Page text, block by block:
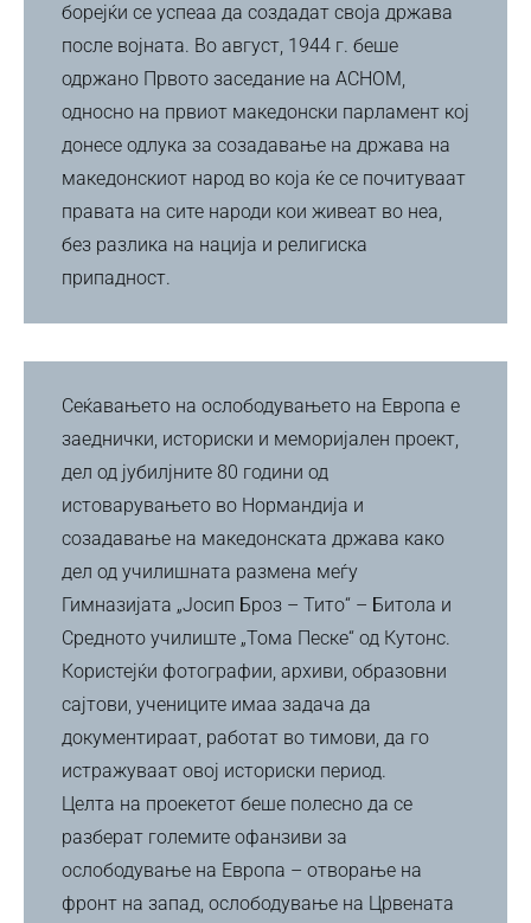
борејќи се успеаа да создадат своја држава
после војната. Во август, 1944 г. беше
одржано Првото заседание на АСНОМ,
односно на првиот македонски парламент кој
донесе одлука за созадавање на држава на
македонскиот народ во која ќе се почитуваат
правата на сите народи кои живеат во неа,
без разлика на нација и религиска
припадност.
Сеќавањето на ослободувањето на Европа е
заеднички, историски и меморијален проект,
дел од јубилјните 80 години од
истоварувањето во Нормандија и
созадавање на македонската држава како
дел од училишната размена меѓу
Гимназијата „Јосип Броз – Тито“ – Битола и
Средното училиште „Тома Песке“ од Кутонс.
Користејќи фотографии, архиви, образовни
сајтови, учениците имаа задача да
документираат, работат во тимови, да го
истражуваат овој историски период.
Целта на проекетот беше полесно да се
разберат големите офанзиви за
ослободување на Европа – отворање на
фронт на запад, ослободување на Црвената